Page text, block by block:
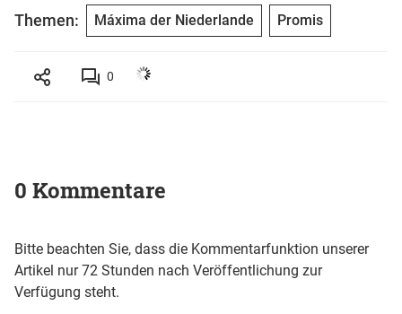
Themen: Máxima der Niederlande Promis
0
0 Kommentare
Bitte beachten Sie, dass die Kommentarfunktion unserer
Artikel nur 72 Stunden nach Veröffentlichung zur
Verfügung steht.